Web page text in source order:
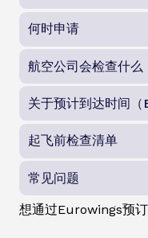
何时申请
航空公司会检查什么
关于预计到达时间
起飞前检查清单
常见问题
想通过Eurowings预